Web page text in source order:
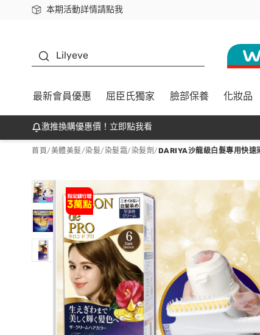
本期活動詳情請點我
下載app最高回饋$350
Lilyeve
最新會員優惠 屈臣氏獨家 臉部保養 化妝品
激推換購優惠價！立即點我看
首頁/美體美髮/染髮/染髮霜/染髮劑 /DARIYA沙龍級白髮專用快速